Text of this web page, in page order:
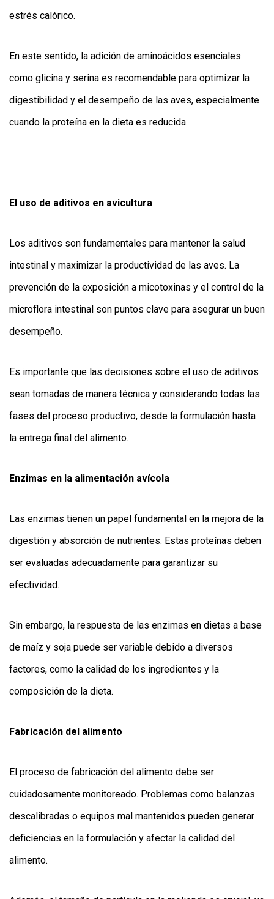
estrés calórico.
En este sentido, la adición de aminoácidos esenciales
como glicina y serina es recomendable para optimizar la
digestibilidad y el desempeño de las aves, especialmente
cuando la proteína en la dieta es reducida.
El uso de aditivos en avicultura
Los aditivos son fundamentales para mantener la salud
intestinal y maximizar la productividad de las aves. La
prevención de la exposición a micotoxinas y el control de la
microflora intestinal son puntos clave para asegurar un buen
desempeño.
Es importante que las decisiones sobre el uso de aditivos
sean tomadas de manera técnica y considerando todas las
fases del proceso productivo, desde la formulación hasta
la entrega final del alimento.
Enzimas en la alimentación avícola
Las enzimas tienen un papel fundamental en la mejora de la
digestión y absorción de nutrientes. Estas proteínas deben
ser evaluadas adecuadamente para garantizar su
efectividad.
Sin embargo, la respuesta de las enzimas en dietas a base
de maíz y soja puede ser variable debido a diversos
factores, como la calidad de los ingredientes y la
composición de la dieta.
Fabricación del alimento
El proceso de fabricación del alimento debe ser
cuidadosamente monitoreado. Problemas como balanzas
descalibradas o equipos mal mantenidos pueden generar
deficiencias en la formulación y afectar la calidad del
alimento.